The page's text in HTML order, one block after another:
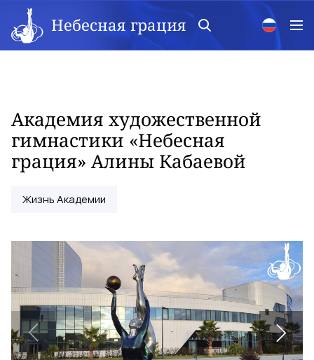
Небесная грация
Академия художественной
гимнастики «Небесная
грация» Алины Кабаевой
Жизнь Академии